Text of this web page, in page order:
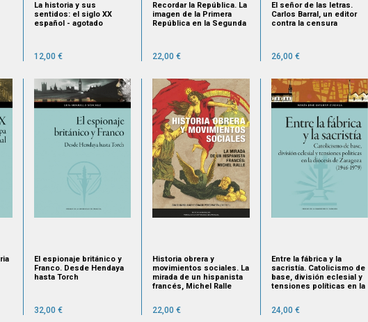
La historia y sus
sentidos: el siglo XX
español - agotado
12,00 €
Recordar la República. La
imagen de la Primera
República en la Segunda
22,00 €
El señor de las letras.
Carlos Barral, un editor
contra la censura
26,00 €
El espionaje británico y
Franco. Desde Hendaya
hasta Torch
32,00 €
Historia obrera y
movimientos sociales. La
mirada de un hispanista
francés, Michel Ralle
22,00 €
Entre la fábrica y la
sacristía. Catolicismo de
base, división eclesial y
tensiones políticas en la
24,00 €